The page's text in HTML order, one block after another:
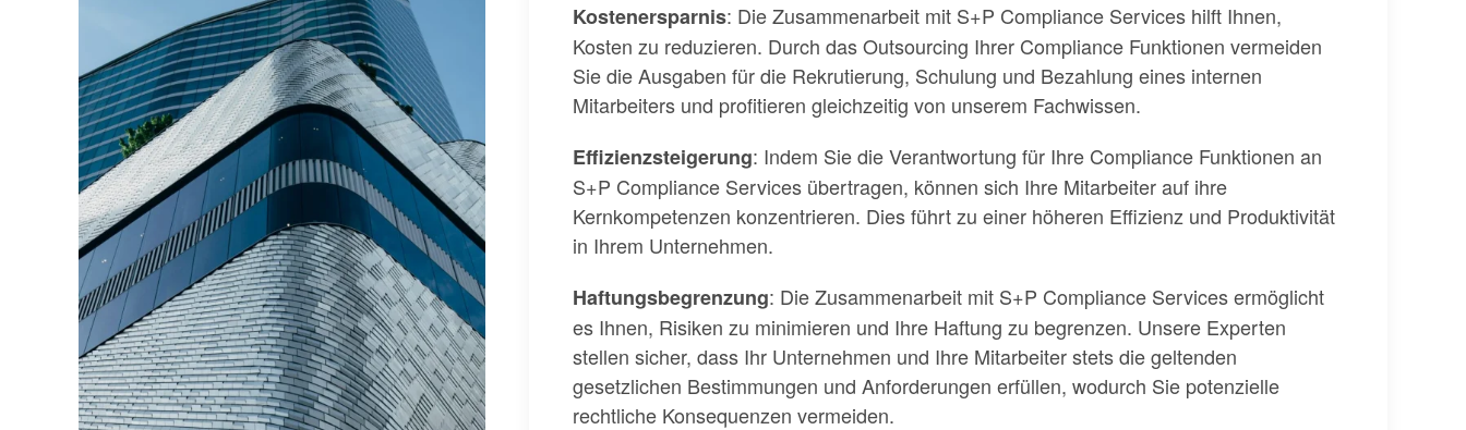
Kostenersparnis: Die Zusammenarbeit mit S+P Compliance Services hilft Ihnen,
Kosten zu reduzieren. Durch das Outsourcing Ihrer Compliance Funktionen vermeiden
Sie die Ausgaben für die Rekrutierung, Schulung und Bezahlung eines internen
Mitarbeiters und profitieren gleichzeitig von unserem Fachwissen.
Effizienzsteigerung: Indem Sie die Verantwortung für Ihre Compliance Funktionen an
S+P Compliance Services übertragen, können sich Ihre Mitarbeiter auf ihre
Kernkompetenzen konzentrieren. Dies führt zu einer höheren Effizienz und Produktivität
in Ihrem Unternehmen.
Haftungsbegrenzung: Die Zusammenarbeit mit S+P Compliance Services ermöglicht
es Ihnen, Risiken zu minimieren und Ihre Haftung zu begrenzen. Unsere Experten
stellen sicher, dass Ihr Unternehmen und Ihre Mitarbeiter stets die geltenden
gesetzlichen Bestimmungen und Anforderungen erfüllen, wodurch Sie potenzielle
rechtliche Konsequenzen vermeiden.